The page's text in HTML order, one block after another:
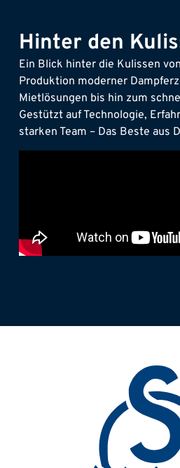
Hinter den
Ein Blick hinter die Kulissen
Produktion moderner
Mietlösungen bis hin zum
Gestützt auf Technologie,
starken Team – Das Beste aus